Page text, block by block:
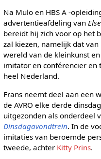
Na Mulo en HBS A -
advertentieafdeling van
bereidt hij zich voor op het
zal kiezen, namelijk dat
wereld van de kleinkunst
imitator en conférencier en
heel Nederland.
Frans neemt deel aan een
de AVRO elke derde
uitgezonden als onderdeel
Dinsdagavondtrein. In de
imitaties van beroemde
tweede, achter Kitty Prins.